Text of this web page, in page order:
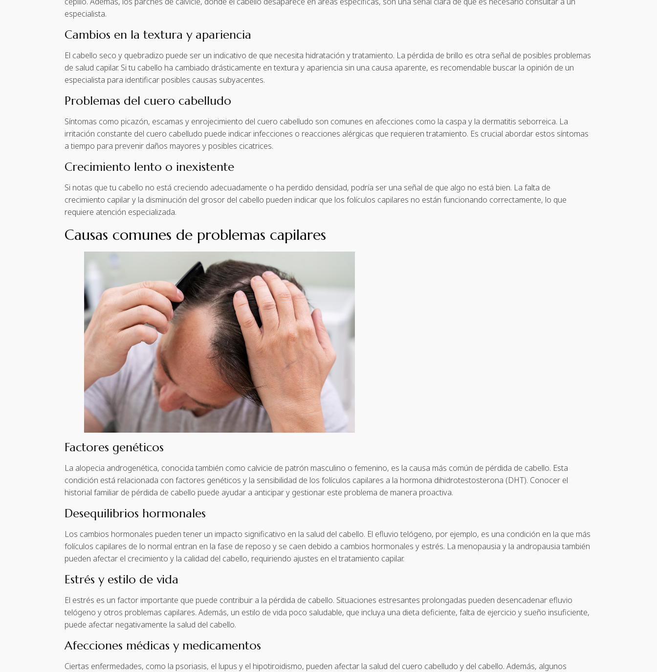
especialista.
Cambios en la textura y apariencia
El cabello seco y quebradizo puede ser un indicativo de que necesita hidratación y tratamiento. La pérdida de brillo es otra señal de posibles problemas
de salud capilar. Si tu cabello ha cambiado drásticamente en textura y apariencia sin una causa aparente, es recomendable buscar la opinión de un
especialista para identificar posibles causas subyacentes.
Problemas del cuero cabelludo
Síntomas como picazón, escamas y enrojecimiento del cuero cabelludo son comunes en afecciones como la caspa y la dermatitis seborreica. La
irritación constante del cuero cabelludo puede indicar infecciones o reacciones alérgicas que requieren tratamiento. Es crucial abordar estos síntomas
a tiempo para prevenir daños mayores y posibles cicatrices.
Crecimiento lento o inexistente
Si notas que tu cabello no está creciendo adecuadamente o ha perdido densidad, podría ser una señal de que algo no está bien. La falta de
crecimiento capilar y la disminución del grosor del cabello pueden indicar que los folículos capilares no están funcionando correctamente, lo que
requiere atención especializada.
Causas comunes de problemas capilares
Factores genéticos
La alopecia androgenética, conocida también como calvicie de patrón masculino o femenino, es la causa más común de pérdida de cabello. Esta
condición está relacionada con factores genéticos y la sensibilidad de los folículos capilares a la hormona dihidrotestosterona (DHT). Conocer el
historial familiar de pérdida de cabello puede ayudar a anticipar y gestionar este problema de manera proactiva.
Desequilibrios hormonales
Los cambios hormonales pueden tener un impacto significativo en la salud del cabello. El efluvio telógeno, por ejemplo, es una condición en la que más
folículos capilares de lo normal entran en la fase de reposo y se caen debido a cambios hormonales y estrés. La menopausia y la andropausia también
pueden afectar el crecimiento y la calidad del cabello, requiriendo ajustes en el tratamiento capilar.
Estrés y estilo de vida
El estrés es un factor importante que puede contribuir a la pérdida de cabello. Situaciones estresantes prolongadas pueden desencadenar efluvio
telógeno y otros problemas capilares. Además, un estilo de vida poco saludable, que incluya una dieta deficiente, falta de ejercicio y sueño insuficiente,
puede afectar negativamente la salud del cabello.
Afecciones médicas y medicamentos
Ciertas enfermedades, como la psoriasis, el lupus y el hipotiroidismo, pueden afectar la salud del cuero cabelludo y del cabello. Además, algunos